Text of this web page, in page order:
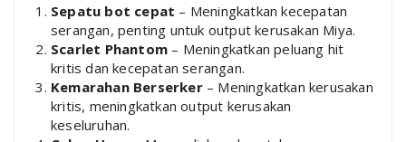
Sepatu bot cepat – Meningkatkan kecepatan
serangan, penting untuk output kerusakan Miya.
Scarlet Phantom – Meningkatkan peluang hit
kritis dan kecepatan serangan.
Kemarahan Berserker– Meningkatkan kerusakan
kritis, meningkatkan output kerusakan
keseluruhan.